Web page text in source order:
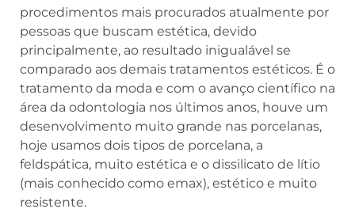
procedimentos mais procurados atualmente por
pessoas que buscam estética, devido
principalmente, ao resultado inigualável se
comparado aos demais tratamentos estéticos. É o
tratamento da moda e com o avanço científico na
área da odontologia nos últimos anos, houve um
desenvolvimento muito grande nas porcelanas,
hoje usamos dois tipos de porcelana, a
feldspática, muito estética e o dissilicato de lítio
(mais conhecido como emax), estético e muito
resistente.